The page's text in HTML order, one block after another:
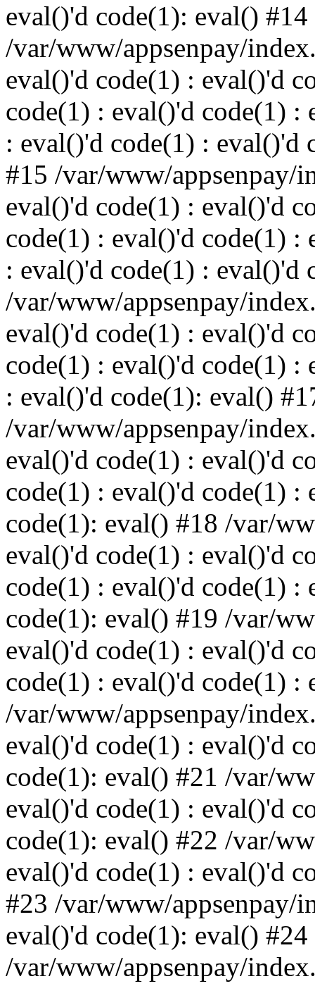
eval()'d code(1): eval() #14
/var/www/appsenpay/
eval()'d code(1) : eval()'d
code(1) : eval()'d code(1) :
: eval()'d code(1) : eval()'d
#15 /var/www/appsenpay/
eval()'d code(1) : eval()'d
code(1) : eval()'d code(1) :
: eval()'d code(1) : eval()'d
/var/www/appsenpay/
eval()'d code(1) : eval()'d
code(1) : eval()'d code(1) :
: eval()'d code(1): eval()
/var/www/appsenpay/
eval()'d code(1) : eval()'d
code(1) : eval()'d code(1) :
code(1): eval() #18 /var/
eval()'d code(1) : eval()'d
code(1) : eval()'d code(1) :
code(1): eval() #19 /var/
eval()'d code(1) : eval()'d
code(1) : eval()'d code(1) :
/var/www/appsenpay/
eval()'d code(1) : eval()'d
code(1): eval() #21 /var/
eval()'d code(1) : eval()'d
code(1): eval() #22 /var/
eval()'d code(1) : eval()'d
#23 /var/www/appsenpay/
eval()'d code(1): eval() #24
/var/www/appsenpay/